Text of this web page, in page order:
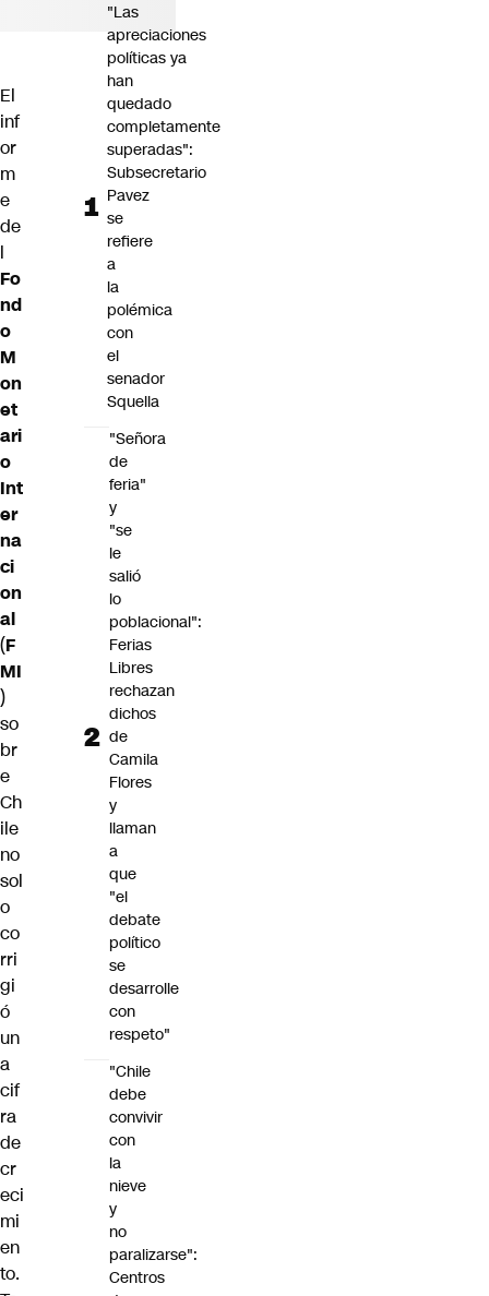
El
inf
or
m
e
de
l
Fo
nd
o
M
on
et
ari
o
Int
er
na
ci
on
al
(F
MI
)
so
br
e
Ch
ile
no
sol
o
co
rri
gi
ó
un
a
cif
ra
de
cr
eci
mi
en
to.
"Las
apreciaciones
políticas ya
han
quedado
completamente
superadas":
Subsecretario
Pavez
se
refiere
a
la
polémica
con
el
senador
Squella
"Señora
de
feria"
y
"se
le
salió
lo
poblacional":
Ferias
Libres
rechazan
dichos
de
Camila
Flores
y
llaman
a
que
"el
debate
político
se
desarrolle
con
respeto"
"Chile
debe
convivir
con
la
nieve
y
no
paralizarse":
Centros